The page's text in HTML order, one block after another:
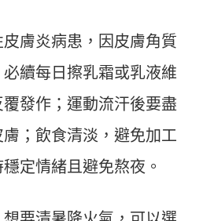
膚炎病患，因皮膚角質
續每日擦乳霜或乳液維
發作；運動流汗後要盡
；飲食清淡，避免加工
定情緒且避免熬夜。